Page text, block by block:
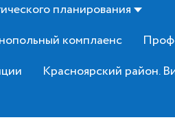
планирования
комплаенс
Красноярский район.